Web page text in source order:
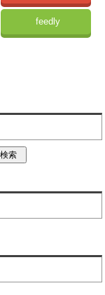
feedly